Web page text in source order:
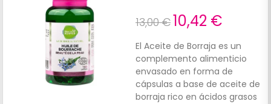
13,00 €10,42 €
El Aceite de Borraja es un
complemento alimenticio
envasado en forma de
cápsulas a base de aceite de
borraja rico en ácidos grasos